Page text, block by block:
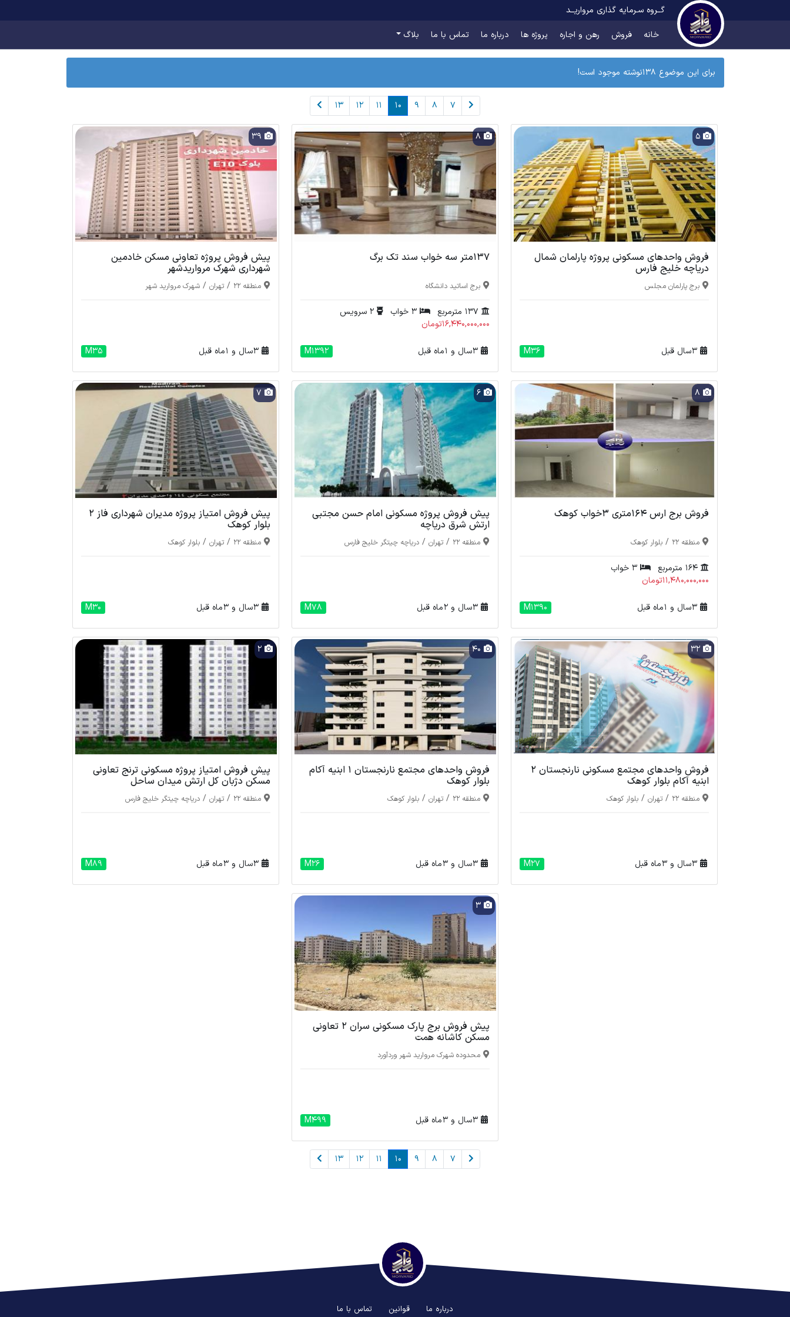
گــروه سـرمایه گذاری مرواریــد
خانه
فروش رهن و اجاره پروژه ها درباره ما تماس با ما بلاگ
برای این موضوع 138نوشته موجود است!
7
8
9
10
11
12
13
فروش واحدهای مسکونی پروژه پارلمان شمال
دریاچه خلیج فارس
برج پارلمان مجلس
3 سال قبل M36
۱۳۷متر سه خواب سند تک برگ
برج اساتید دانشگاه
16,440,000,000تومان
3 سال و 1 ماه قبل M1392
پیش فروش پروژه تعاونی مسکن خادمین
شهرداری شهرک مرواریدشهر
منطقه 22 / تهران / شهرک مروارید شهر
3 سال و 1 ماه قبل M35
فروش برج ارس 164متری 3خواب کوهک
منطقه 22 / بلوار کوهک
11,480,000,000تومان
3 سال و 1 ماه قبل M1390
پیش فروش پروژه مسکونی امام حسن مجتبی
ارتش شرق دریاچه
منطقه 22 / تهران / دریاچه چیتگر خلیج فارس
3 سال و 2 ماه قبل M78
پیش فروش امتیاز پروژه مدیران شهرداری فاز 2
بلوار کوهک
منطقه 22 / تهران / بلوار کوهک
3 سال و 3 ماه قبل M30
فروش واحدهای مجتمع مسکونی نارنجستان 2
ابنیه آکام بلوار کوهک
منطقه 22 / تهران / بلوار کوهک
3 سال و 3 ماه قبل M27
فروش واحدهای مجتمع نارنجستان 1 ابنیه آکام
بلوار کوهک
منطقه 22 / تهران / بلوار کوهک
3 سال و 3 ماه قبل M26
پیش فروش امتیاز پروژه مسکونی ترنج تعاونی
مسکن دژبان کل ارتش میدان ساحل
منطقه 22 / تهران / دریاچه چیتگر خلیج فارس
3 سال و 3 ماه قبل M89
پیش فروش برج پارک مسکونی سران 2 تعاونی
مسکن کاشانه همت
محدوده شهرک مروارید شهر وردآورد
3 سال و 3 ماه قبل M499
7
8
9
10
11
12
13
درباره ما قوانین تماس با ما